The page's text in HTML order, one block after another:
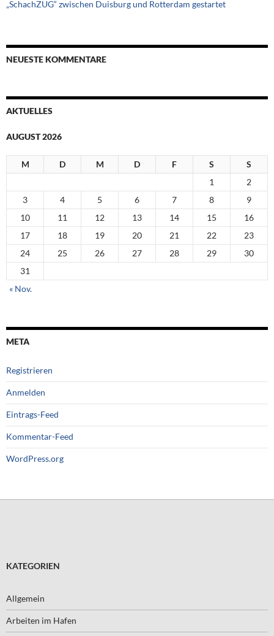
„SchachZUG“ zwischen Duisburg und Rotterdam gestartet
NEUESTE KOMMENTARE
AKTUELLES
AUGUST 2026
M D M D F S
S
1
2
3
4 5 6 7 8
9
10
11 12 13 14 15
16
17
18 19 20 21 22
23
24
25 26 27 28 29
30
31
« Nov.
META
Registrieren
Anmelden
Eintrags-Feed
Kommentar-Feed
WordPress.org
KATEGORIEN
Allgemein
Arbeiten im Hafen